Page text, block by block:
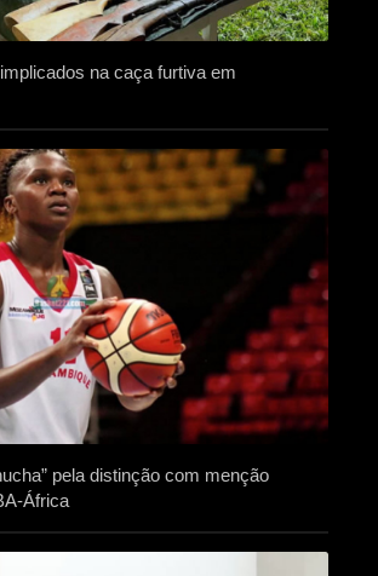
na caça furtiva em
pela distinção com menção
África